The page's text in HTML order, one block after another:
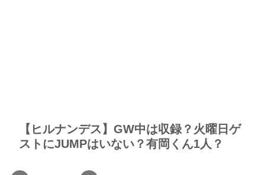
【ヒルナンデス】GW中は収録？火曜日ゲ
ストにJUMPはいない？有岡くん1人？